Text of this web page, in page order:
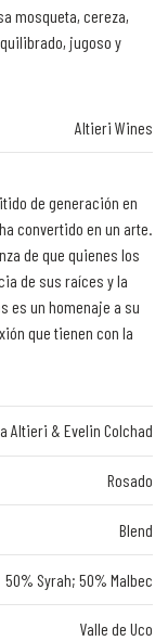
mosqueta, cereza,
jugoso y
Altieri Wines
de generación en
convertido en un arte.
de que quienes los
de sus raíces y la
es un homenaje a su
que tienen con la
Altieri & Evelin Colchad
Rosado
Blend
50% Syrah; 50% Malbec
Valle de Uco